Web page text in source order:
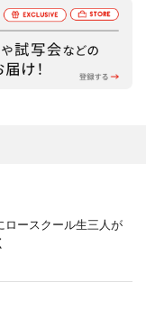
ロースクール生三人が